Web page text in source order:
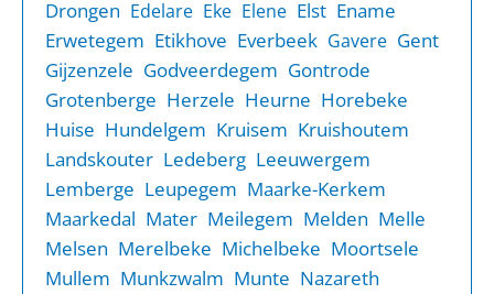
Drongen Edelare Eke Elene Elst Ename
Erwetegem Etikhove Everbeek Gavere Gent
Gijzenzele Godveerdegem Gontrode
Grotenberge Herzele Heurne Horebeke
Huise Hundelgem Kruisem Kruishoutem
Landskouter Ledeberg Leeuwergem
Lemberge Leupegem Maarke-Kerkem
Maarkedal Mater Meilegem Melden Melle
Melsen Merelbeke Michelbeke Moortsele
Mullem Munkzwalm Munte Nazareth